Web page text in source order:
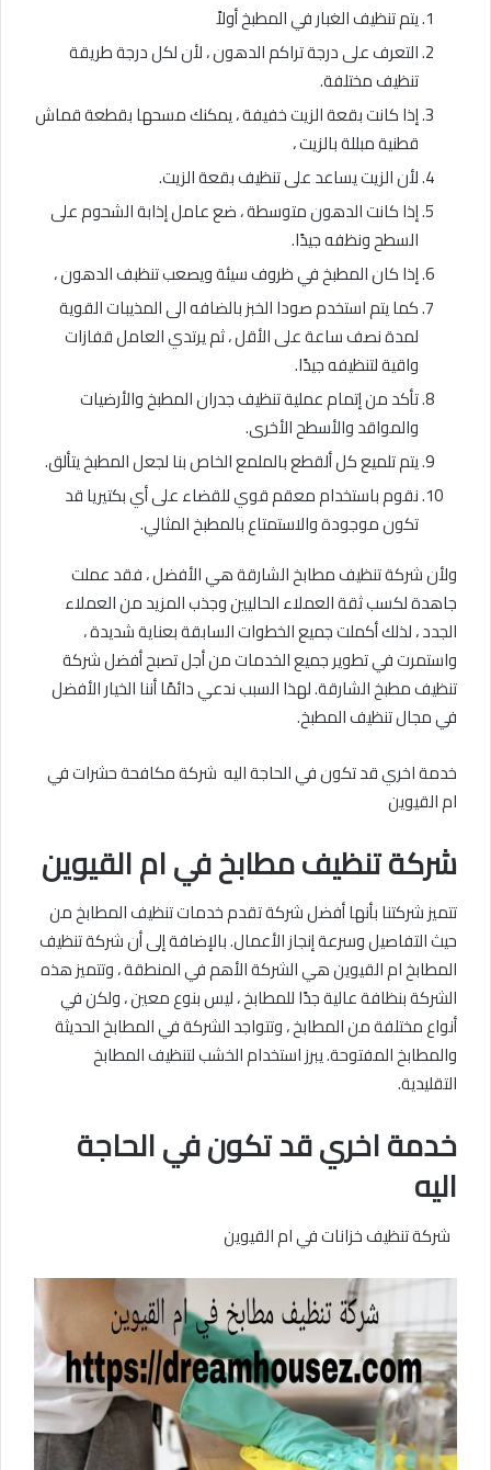
يتم تنظيف الغبار في المطبخ أولاً
التعرف على درجة تراكم الدهون ، لأن لكل درجة طريقة
تنظيف مختلفة.
إذا كانت بقعة الزيت خفيفة ، يمكنك مسحها بقطعة قماش
قطنية مبللة بالزيت ،
لأن الزيت يساعد على تنظيف بقعة الزيت.
إذا كانت الدهون متوسطة ، ضع عامل إذابة الشحوم على
السطح ونظفه جيدًا.
إذا كان المطبخ في ظروف سيئة ويصعب تنظبف الدهون ،
كما يتم استخدم صودا الخبز بالضافه الى المذيبات القوية
لمدة نصف ساعة على الأقل ، ثم يرتدي العامل قفازات
واقية لتنظيفه جيدًا.
تأكد من إتمام عملية تنظيف جدران المطبخ والأرضيات
والمواقد والأسطح الأخرى.
يتم تلميع كل ألقطع بالملمع الخاص بنا لجعل المطبخ يتألق.
نقوم باستخدام معقم قوي للقضاء على أي بكتيريا قد
تكون موجودة والاستمتاع بالمطبخ المثالي.
ولأن شركة تنظيف مطابخ الشارقة هي الأفضل ، فقد عملت
جاهدة لكسب ثقة العملاء الحاليين وجذب المزيد من العملاء
الجدد ، لذلك أكملت جميع الخطوات السابقة بعناية شديدة ،
واستمرت في تطوير جميع الخدمات من أجل تصبح أفضل شركة
تنظيف مطبخ الشارقة. لهذا السبب ندعي دائمًا أننا الخيار الأفضل
في مجال تنظيف المطبخ.
خدمة اخري قد تكون في الحاجة اليه شركة مكافحة حشرات في
ام القيوين
شركة تنظيف مطابخ في ام القيوين
تتميز شركتنا بأنها أفضل شركة تقدم خدمات تنظيف المطابخ من
حيث التفاصيل وسرعة إنجاز الأعمال. بالإضافة إلى أن شركة تنظيف
المطابخ ام القيوين هي الشركة الأهم في المنطقة ، وتتميز هذه
الشركة بنظافة عالية جدًا للمطابخ ، ليس بنوع معين ، ولكن في
أنواع مختلفة من المطابخ ، وتتواجد الشركة في المطابخ الحديثة
والمطابخ المفتوحة. يبرز استخدام الخشب لتنظيف المطابخ
التقليدية.
خدمة اخري قد تكون في الحاجة
اليه
شركة تنظيف خزانات في ام القيوين